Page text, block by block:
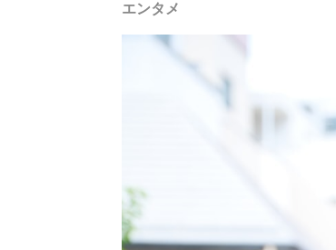
エンタメ